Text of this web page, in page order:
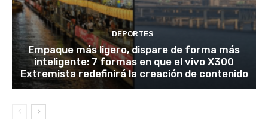
DEPORTES
Empaque más ligero, dispare de forma más
inteligente: 7 formas en que el vivo X300
Extremista redefinirá la creación de contenido